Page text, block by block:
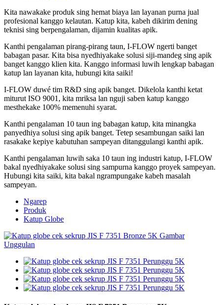
Kita nawakake produk sing hemat biaya lan layanan purna jual
profesional kanggo kelautan. Katup kita, kabeh dikirim dening
teknisi sing berpengalaman, dijamin kualitas apik.
Kanthi pengalaman pirang-pirang taun, I-FLOW ngerti banget
babagan pasar. Kita bisa nyedhiyakake solusi siji-mandeg sing apik
banget kanggo klien kita. Kanggo informasi luwih lengkap babagan
katup lan layanan kita, hubungi kita saiki!
I-FLOW duwé tim R&D sing apik banget. Dikelola kanthi ketat
miturut ISO 9001, kita mriksa lan nguji saben katup kanggo
mesthekake 100% memenuhi syarat.
Kanthi pengalaman 10 taun ing babagan katup, kita minangka
panyedhiya solusi sing apik banget. Tetep sesambungan saiki lan
rasakake kepiye kabutuhan sampeyan ditanggulangi kanthi apik.
Kanthi pengalaman luwih saka 10 taun ing industri katup, I-FLOW
bakal nyedhiyakake solusi sing sampurna kanggo proyek sampeyan.
Hubungi kita saiki, kita bakal ngrampungake kabeh masalah
sampeyan.
Ngarep
Produk
Katup Globe